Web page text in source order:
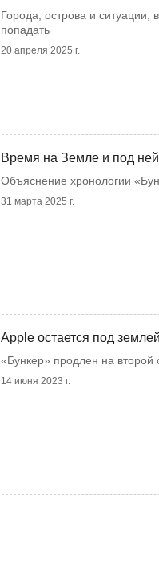
Города, острова и ситуации,
попадать
20 апреля 2025 г.
Время на Земле и под
Объяснение хронологии
31 марта 2025 г.
Apple остается под землей
«Бункер» продлен на второй
14 июня 2023 г.